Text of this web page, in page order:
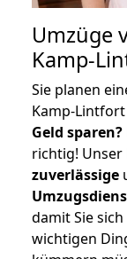
Umzüge
Kamp-
Sie planen
Kamp-
Geld sparen?
richtig!
zuverlässige
damit Sie
wichtigen